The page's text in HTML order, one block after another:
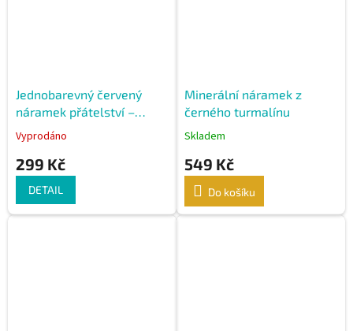
Jednobarevný červený
náramek přátelství –
ručně pletený
Vyprodáno
299 Kč
DETAIL
Minerální náramek z
černého turmalínu
Skladem
549 Kč
Do košíku